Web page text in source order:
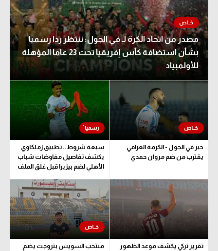
مصدر من اتحاد الكرة لـ في الجول: ننتظر ردا رسميا
بشأن استضافة كأس إفريقيا تحت 23 عاما المؤهلة
للأولمبياد
خبر في الجول - الكرمة العراقي
يقترب من ضم مروان حمدي
سبعة شروط.. تطبيق زملكاوي
يكشف تفاصيل مفاوضات شباب
الأهلي لضم بيزيرا قبل غلق الملف
تقرير تركي يكشف موعد الظهور
منتخب السويس بتروجت يضم